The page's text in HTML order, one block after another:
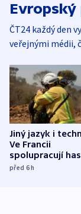
Evropský
ČT24 každý den
veřejnými médii,
Jiný jazyk i
Ve Francii
spolupracují
různých zemí
před 6h